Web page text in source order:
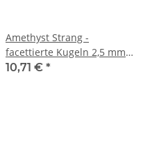
Amethyst Strang -
facettierte Kugeln 2,5 mm
lila, Länge 38,5 cm /5863
10,71 € *